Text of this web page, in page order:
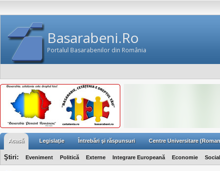
Basarabeni.Ro
Portalul Basarabenilor din România
Acasă Legislaţie Întrebări şi răspunsuri Centre Universitare
Ştiri: Eveniment Politică Externe Integrare Europeană Economie Social